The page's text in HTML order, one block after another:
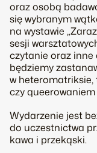
oraz osobą
się wybranym
na wystawie
sesji
czytanie oraz inne
będziemy
w heteromatriksie,
czy
Wydarzenie jest
do uczestnictwa
kawa i przekąski.